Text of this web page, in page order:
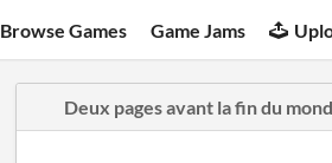
Browse Games Game Jams
Deux pages avant la fin du